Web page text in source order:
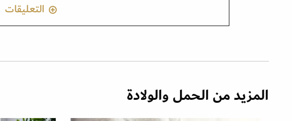
التعليقات
المزيد من الحمل والولادة